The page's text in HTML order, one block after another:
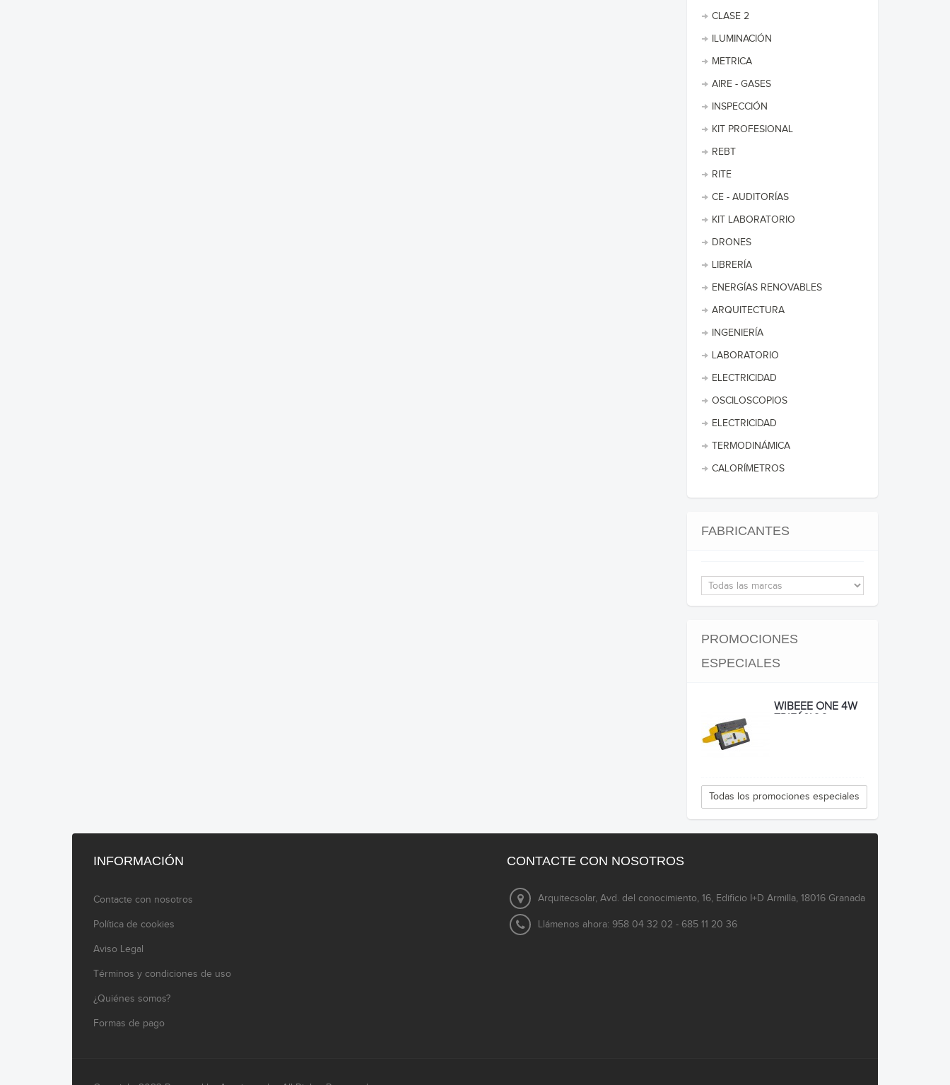
CLASE 2
ILUMINACIÓN
METRICA
AIRE - GASES
INSPECCIÓN
KIT PROFESIONAL
REBT
RITE
CE - AUDITORÍAS
KIT LABORATORIO
DRONES
LIBRERÍA
ENERGÍAS RENOVABLES
ARQUITECTURA
INGENIERÍA
LABORATORIO
ELECTRICIDAD
OSCILOSCOPIOS
ELECTRICIDAD
TERMODINÁMICA
CALORÍMETROS
FABRICANTES
PROMOCIONES
ESPECIALES
WIBEEE ONE 4W
TRIFÁSICO
Todas los promociones especiales
INFORMACIÓN
Contacte con nosotros
Política de cookies
Aviso Legal
Términos y condiciones de uso
¿Quiénes somos?
Formas de pago
CONTACTE CON NOSOTROS
Arquitecsolar, Avd. del conocimiento, 16, Edificio I+D Armilla, 18016 Granada
Llámenos ahora: 958 04 32 02 - 685 11 20 36